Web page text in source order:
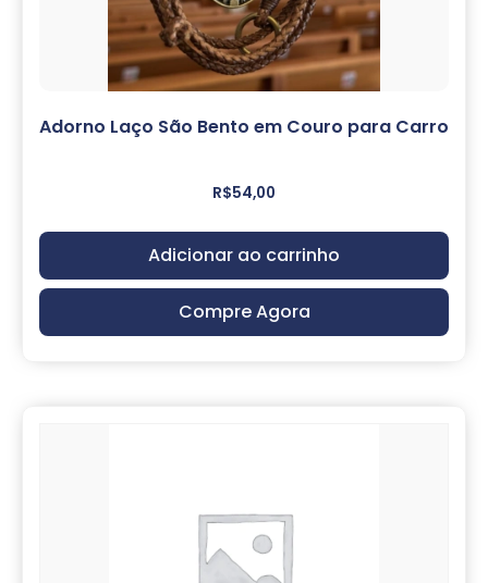
Adorno Laço São Bento em Couro para Carro
R$54,00
Adicionar ao carrinho
Compre Agora